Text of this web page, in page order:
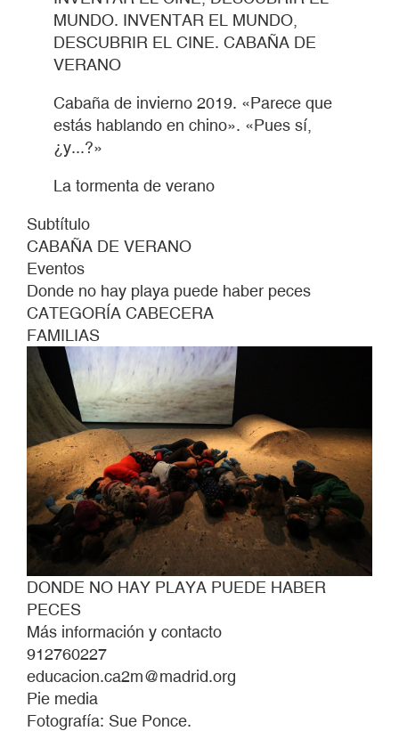
MUNDO. INVENTAR EL MUNDO,
DESCUBRIR EL CINE. CABAÑA DE
VERANO
Cabaña de invierno 2019. «Parece que
estás hablando en chino». «Pues sí,
¿y...?»
La tormenta de verano
Subtítulo
CABAÑA DE VERANO
Eventos
Donde no hay playa puede haber peces
CATEGORÍA CABECERA
FAMILIAS
DONDE NO HAY PLAYA PUEDE HABER
PECES
Más información y contacto
912760227
educacion.ca2m@madrid.org
Pie media
Fotografía: Sue Ponce.